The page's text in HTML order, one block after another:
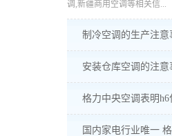
调,新疆商用空调等相关信...
制冷空调的生产注
安装仓库空调的注
格力中央空调表明
国内家电行业唯一